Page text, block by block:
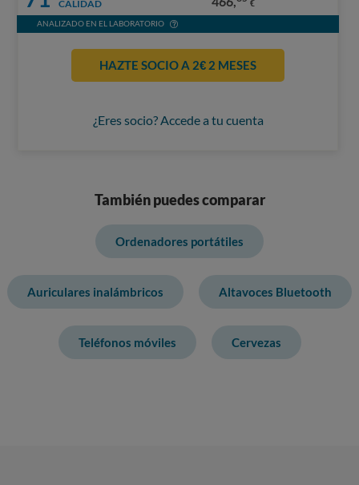
CALIDAD
€
ANALIZADO EN EL LABORATORIO
HAZTE SOCIO A 2€ 2 MESES
¿Eres socio? Accede a tu cuenta
También puedes comparar
Ordenadores portátiles
Auriculares inalámbricos Altavoces Bluetooth
Teléfonos móviles Cervezas